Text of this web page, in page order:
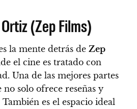
(Zep Films)
la mente detrás de Zep
el cine es tratado con
Una de las mejores partes
no solo ofrece reseñas y
es el espacio ideal